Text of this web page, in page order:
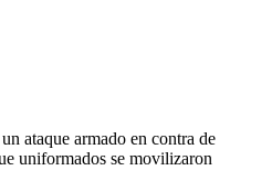
ataque armado en contra de
uniformados se movilizaron